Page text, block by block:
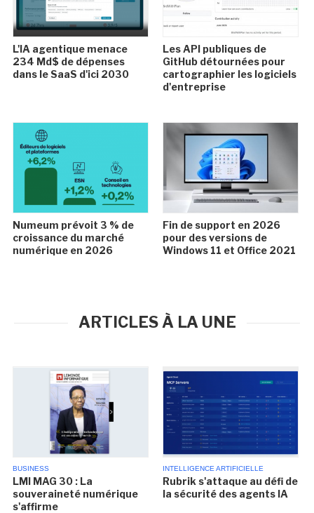
L'IA agentique menace
234 Md$ de dépenses
dans le SaaS d'ici 2030
Les API publiques de
GitHub détournées pour
cartographier les logiciels
d'entreprise
Numeum prévoit 3 % de
croissance du marché
numérique en 2026
Fin de support en 2026
pour des versions de
Windows 11 et Office 2021
ARTICLES À LA UNE
BUSINESS
LMI MAG 30 : La
souveraineté numérique
s'affirme
INTELLIGENCE ARTIFICIELLE
Rubrik s'attaque au défi de
la sécurité des agents IA